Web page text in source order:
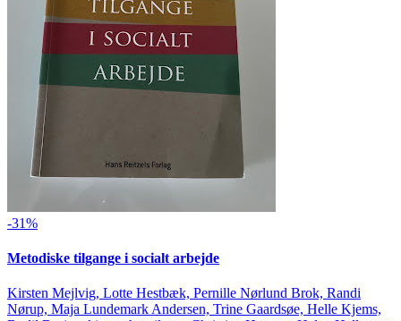
-31%
Metodiske tilgange i socialt arbejde
Kirsten Mejlvig, Lotte Hestbæk, Pernille Nørlund Brok, Randi
Nørup, Maja Lundemark Andersen, Trine Gaardsøe, Helle Kjems,